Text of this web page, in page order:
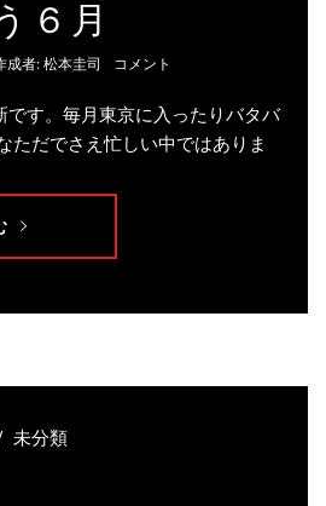
６月
成者:松本圭司 コメント
です。毎月東京に入ったりバタバ
ただでさえ忙しい中ではありま
未分類